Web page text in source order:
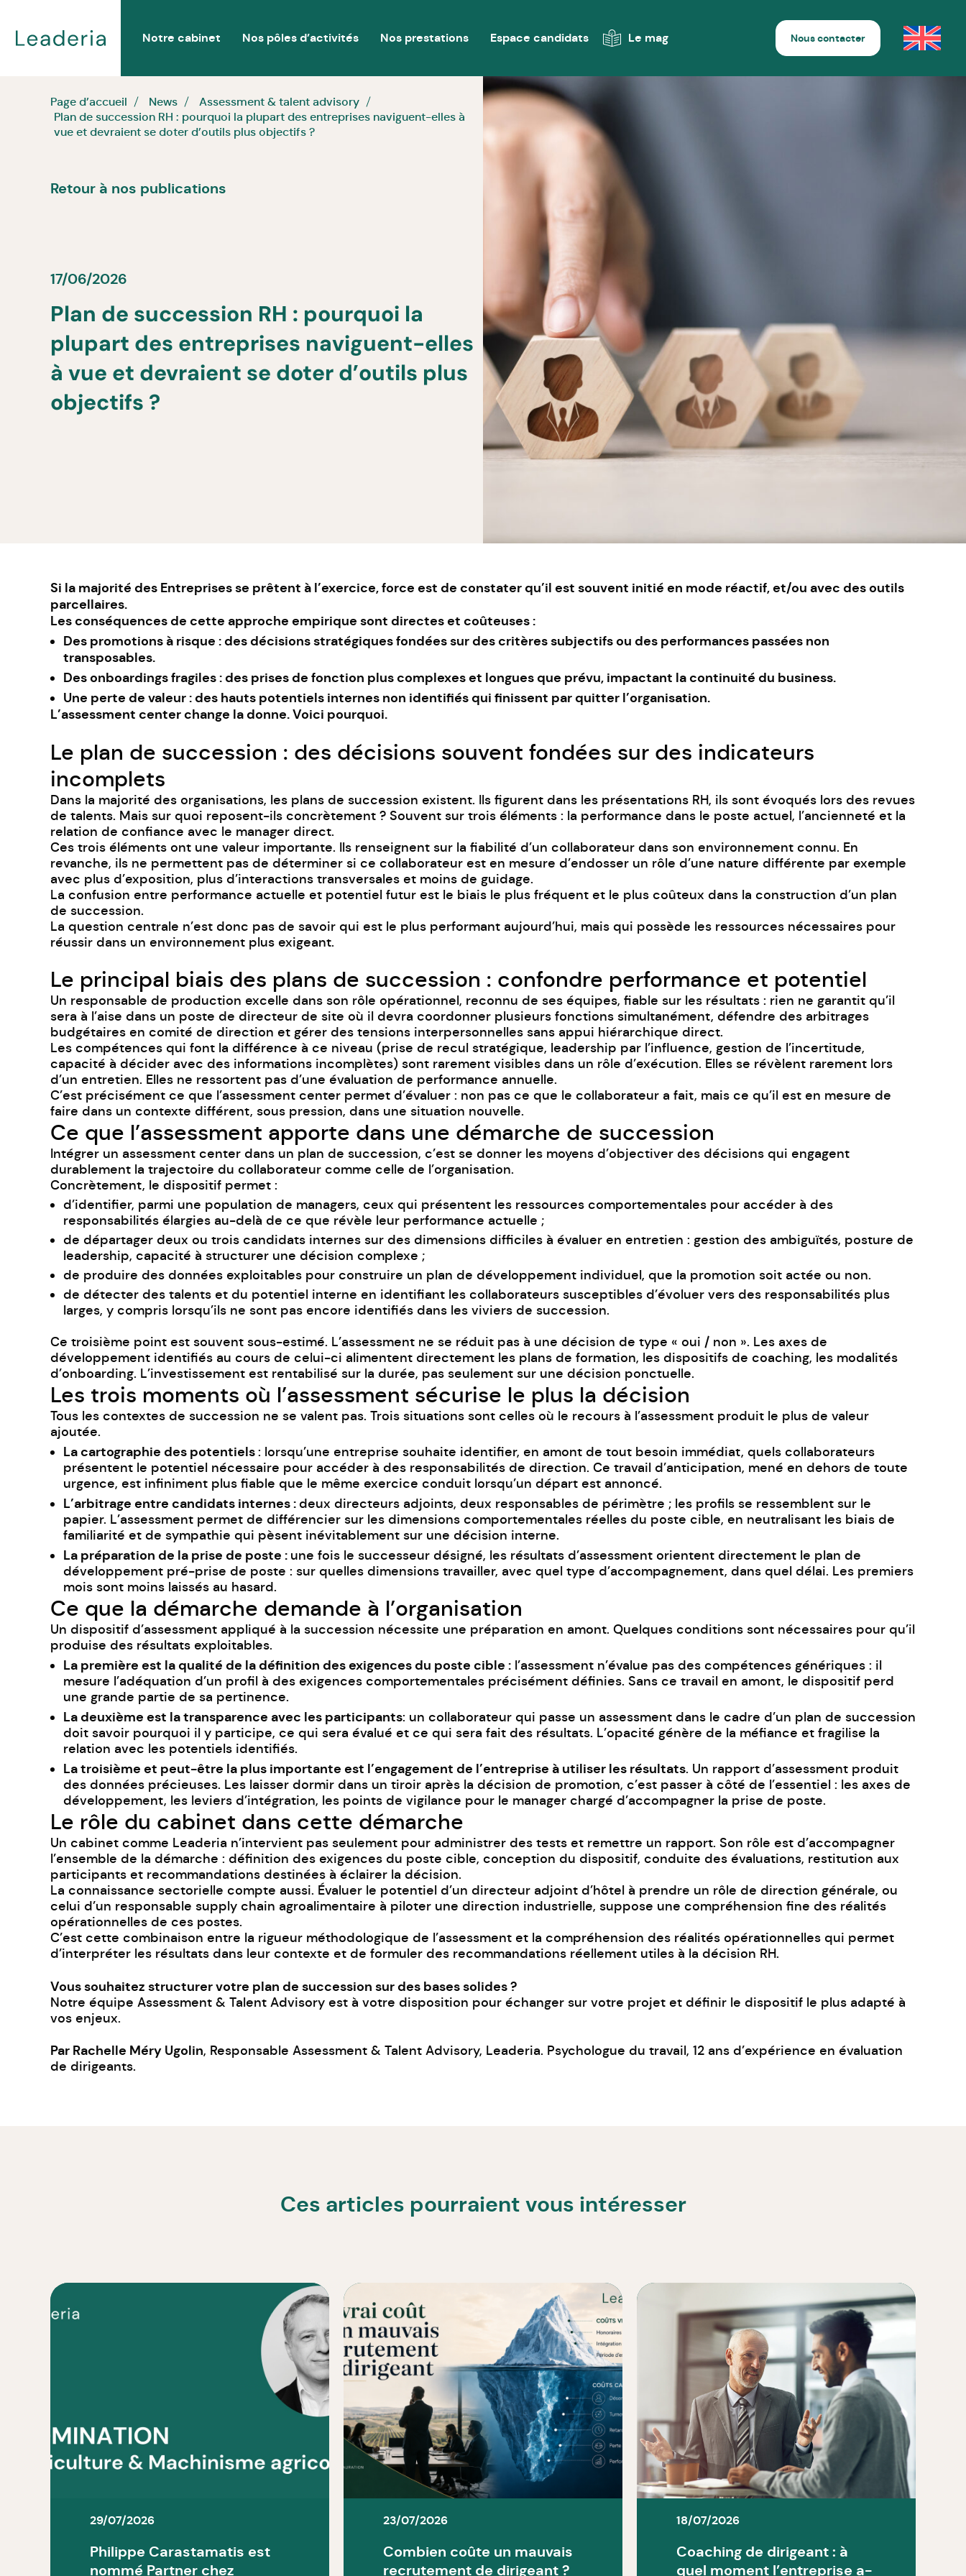
Notre cabinet Nos pôles d’activités Nos prestations Espace candidats Le mag Nous contacter
Page d’accueil News
Assessment & talent advisory
Plan de succession RH : pourquoi la plupart des entreprises naviguent-elles à
vue et devraient se doter d’outils plus objectifs ?
Retour à nos publications
17/06/2026
Plan de succession RH : pourquoi la
plupart des entreprises naviguent-elles
à vue et devraient se doter d’outils plus
objectifs ?
Si la majorité des Entreprises se prêtent à l’exercice, force est de constater qu’il est souvent initié en mode réactif, et/ou avec des outils
parcellaires.
Les conséquences de cette approche empirique sont directes et coûteuses :
Des promotions à risque : des décisions stratégiques fondées sur des critères subjectifs ou des performances passées non
transposables.
Des onboardings fragiles : des prises de fonction plus complexes et longues que prévu, impactant la continuité du business.
Une perte de valeur : des hauts potentiels internes non identifiés qui finissent par quitter l’organisation.
L’assessment centerchange la donne. Voici pourquoi.
Le plan de succession : des décisions souvent fondées sur des indicateurs
incomplets
Dans la majorité des organisations, les plans de succession existent. Ils figurent dans les présentations RH, ils sont évoqués lors des revues
de talents. Mais sur quoi reposent-ils concrètement ? Souvent sur trois éléments : la performance dans le poste actuel, l’ancienneté et la
relation de confiance avec le manager direct.
Ces trois éléments ont une valeur importante. Ils renseignent sur la fiabilité d’un collaborateur dans son environnement connu. En
revanche, ils ne permettent pas de déterminer si ce collaborateur est en mesure d’endosser un rôle d’une nature différente par exemple
avec plus d’exposition, plus d’interactions transversales et moins de guidage.
La confusion entre performance actuelle et potentiel futur est le biais le plus fréquent et le plus coûteux dans la construction d’un plan
de succession.
La question centrale n’est donc pas de savoir qui est le plus performant aujourd’hui, mais qui possède les ressources nécessaires pour
réussir dans un environnement plus exigeant.
Le principal biais des plans de succession : confondre performance et potentiel
Un responsable de production excelle dans son rôle opérationnel, reconnu de ses équipes, fiable sur les résultats : rien ne garantit qu’il
sera à l’aise dans un poste de directeur de site où il devra coordonner plusieurs fonctions simultanément, défendre des arbitrages
budgétaires en comité de direction et gérer des tensions interpersonnelles sans appui hiérarchique direct.
Les compétences qui font la différence à ce niveau (prise de recul stratégique, leadership par l’influence, gestion de l’incertitude,
capacité à décider avec des informations incomplètes) sont rarement visibles dans un rôle d’exécution. Elles se révèlent rarement lors
d’un entretien. Elles ne ressortent pas d’une évaluation de performance annuelle.
C’est précisément ce que l’assessment center permet d’évaluer : non pas ce que le collaborateur a fait, mais ce qu’il est en mesure de
faire dans un contexte différent, sous pression, dans une situation nouvelle.
Ce que l’assessment apporte dans une démarche de succession
Intégrer un assessment center dans un plan de succession, c’est se donner les moyens d’objectiver des décisions qui engagent
durablement la trajectoire du collaborateur comme celle de l’organisation.
Concrètement, le dispositif permet :
d’identifier, parmi une population de managers, ceux qui présentent les ressources comportementales pour accéder à des
responsabilités élargies au-delà de ce que révèle leur performance actuelle ;
de départager deux ou trois candidats internes sur des dimensions difficiles à évaluer en entretien : gestion des ambiguïtés, posture de
leadership, capacité à structurer une décision complexe ;
de produire des données exploitables pour construire un plan de développement individuel, que la promotion soit actée ou non.
de détecter des talents et du potentiel interne en identifiant les collaborateurs susceptibles d’évoluer vers des responsabilités plus
larges, y compris lorsqu’ils ne sont pas encore identifiés dans les viviers de succession.
Ce troisième point est souvent sous-estimé. L’assessment ne se réduit pas à une décision de type « oui / non ». Les axes de
développement identifiés au cours de celui-ci alimentent directement les plans de formation, les dispositifs de coaching, les modalités
d’onboarding. L’investissement est rentabilisé sur la durée, pas seulement sur une décision ponctuelle.
Les trois moments où l’assessment sécurise le plus la décision
Tous les contextes de succession ne se valent pas. Trois situations sont celles où le recours à l’assessment produit le plus de valeur
ajoutée.
La cartographie des potentiels: lorsqu’une entreprise souhaite identifier, en amont de tout besoin immédiat, quels collaborateurs
présentent le potentiel nécessaire pour accéder à des responsabilités de direction. Ce travail d’anticipation, mené en dehors de toute
urgence, est infiniment plus fiable que le même exercice conduit lorsqu’un départ est annoncé.
L’arbitrage entre candidats internes :deux directeurs adjoints, deux responsables de périmètre ; les profils se ressemblent sur le
papier. L’assessment permet de différencier sur les dimensions comportementales réelles du poste cible, en neutralisant les biais de
familiarité et de sympathie qui pèsent inévitablement sur une décision interne.
La préparation de la prise de poste : une fois le successeur désigné, les résultats d’assessment orientent directement le plan de
développement pré-prise de poste : sur quelles dimensions travailler, avec quel type d’accompagnement, dans quel délai. Les premiers
mois sont moins laissés au hasard.
Ce que la démarche demande à l’organisation
Un dispositif d’assessment appliqué à la succession nécessite une préparation en amont. Quelques conditions sont nécessaires pour qu’il
produise des résultats exploitables.
La première est la qualité de la définition des exigences du poste cible : l’assessment n’évalue pas des compétences génériques : il
mesure l’adéquation d’un profil à des exigences comportementales précisément définies. Sans ce travail en amont, le dispositif perd
une grande partie de sa pertinence.
La deuxième est la transparence avec les participants: un collaborateur qui passe un assessment dans le cadre d’un plan de succession
doit savoir pourquoi il y participe, ce qui sera évalué et ce qui sera fait des résultats. L’opacité génère de la méfiance et fragilise la
relation avec les potentiels identifiés.
La troisième et peut-être la plus importante est l’engagement de l’entreprise à utiliser les résultats. Un rapport d’assessment produit
des données précieuses. Les laisser dormir dans un tiroir après la décision de promotion, c’est passer à côté de l’essentiel : les axes de
développement, les leviers d’intégration, les points de vigilance pour le manager chargé d’accompagner la prise de poste.
Le rôle du cabinet dans cette démarche
Un cabinet comme Leaderia n’intervient pas seulement pour administrer des tests et remettre un rapport. Son rôle est d’accompagner
l’ensemble de la démarche : définition des exigences du poste cible, conception du dispositif, conduite des évaluations, restitution aux
participants et recommandations destinées à éclairer la décision.
La connaissance sectorielle compte aussi. Évaluer le potentiel d’un directeur adjoint d’hôtel à prendre un rôle de direction générale, ou
celui d’un responsable supply chain agroalimentaire à piloter une direction industrielle, suppose une compréhension fine des réalités
opérationnelles de ces postes.
C’est cette combinaison entre la rigueur méthodologique de l’assessment et la compréhension des réalités opérationnelles qui permet
d’interpréter les résultats dans leur contexte et de formuler des recommandations réellement utiles à la décision RH.
Vous souhaitez structurer votre plan de succession sur des bases solides ?
Notre équipe Assessment & Talent Advisory est à votre disposition pour échanger sur votre projet et définir le dispositif le plus adapté à
vos enjeux.
Par Rachelle Méry Ugolin, Responsable Assessment & Talent Advisory, Leaderia. Psychologue du travail, 12 ans d’expérience en évaluation
de dirigeants.
Ces articles pourraient vous intéresser
29/07/2026
Philippe Carastamatis est
nommé Partner chez
23/07/2026
Combien coûte un mauvais
recrutement de dirigeant ?
18/07/2026
Coaching de dirigeant : à
quel moment l’entreprise a-